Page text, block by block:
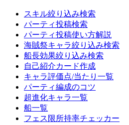
スキル絞り込み検索
パーティ投稿検索
パーティ投稿使い方解説
海賊祭キャラ絞り込み検索
船長効果絞り込み検索
自己紹介カード作成
キャラ評価点/当たり一覧
パーティ編成のコツ
超進化キャラ一覧
船一覧
フェス限所持率チェッカー